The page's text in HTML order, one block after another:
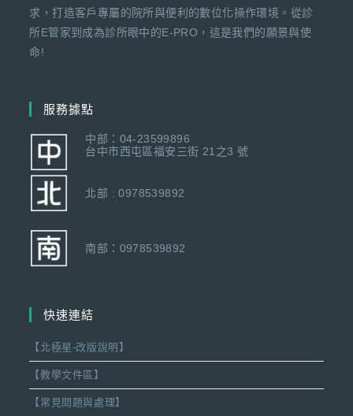
求，打造客戶專屬的院所與便利的數位化操作環境。從診
所E管家到成為診所眼中的E-PRO，這是我們的願景與使
命!
服務據點
中部：04-23599896
台中市西屯區福安三街 21之3 號
北部 : 0978539892
南部：0978539892
快速連結
【北極星-改版說明】
【教學文件區】
【常見問題與處理】